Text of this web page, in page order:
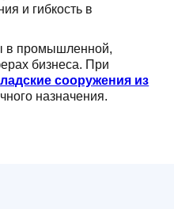
и гибкость в
в промышленной,
бизнеса. При
сооружения из
назначения.